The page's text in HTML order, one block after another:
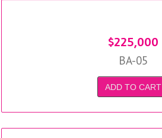
$225,000
BA-05
ADD TO CART